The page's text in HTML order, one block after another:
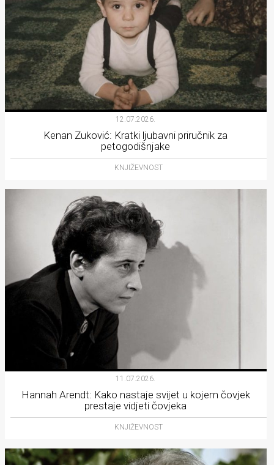
12.07.2026.
Kenan Zuković: Kratki ljubavni priručnik za
petogodišnjake
KNJIŽEVNOST
11.07.2026.
Hannah Arendt: Kako nastaje svijet u kojem čovjek
prestaje vidjeti čovjeka
KNJIŽEVNOST